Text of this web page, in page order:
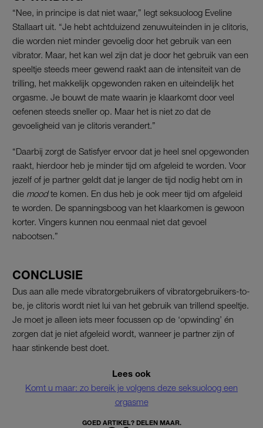
“Nee, in principe is dat niet waar,” legt seksuoloog Eveline
Stallaart uit. “Je hebt achtduizend zenuwuiteinden in je clitoris,
die worden niet minder gevoelig door het gebruik van een
vibrator. Maar, het kan wel zijn dat je door het gebruik van een
speeltje steeds meer gewend raakt aan de intensiteit van de
trilling, het makkelijk opgewonden raken en uiteindelijk het
orgasme. Je bouwt de mate waarin je klaarkomt door veel
oefenen steeds sneller op. Maar het is niet zo dat de
gevoeligheid van je clitoris verandert.”
“Daarbij zorgt de Satisfyer ervoor dat je heel snel opgewonden
raakt, hierdoor heb je minder tijd om afgeleid te worden. Voor
jezelf of je partner geldt dat je langer de tijd nodig hebt om in
die moodte komen. En dus heb je ook meer tijd om afgeleid
te worden. De spanningsboog van het klaarkomen is gewoon
korter. Vingers kunnen nou eenmaal niet dat gevoel
nabootsen.”
CONCLUSIE
Dus aan alle mede vibratorgebruikers of vibratorgebruikers-to-
be, je clitoris wordt niet lui van het gebruik van trillend speeltje.
Je moet je alleen iets meer focussen op de ‘opwinding’ én
zorgen dat je niet afgeleid wordt, wanneer je partner zijn of
haar stinkende best doet.
Lees ook
Komt u maar: zo bereik je volgens deze seksuoloog een
orgasme
GOED ARTIKEL? DELEN MAAR.